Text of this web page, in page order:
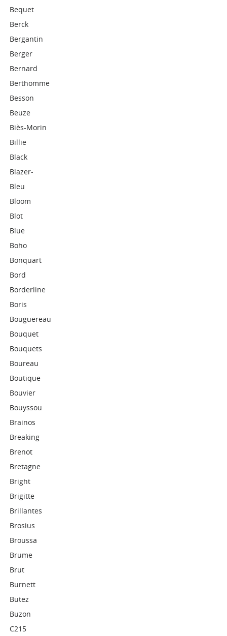
Bequet
Berck
Bergantin
Berger
Bernard
Berthomme
Besson
Beuze
Biès-Morin
Billie
Black
Blazer-
Bleu
Bloom
Blot
Blue
Boho
Bonquart
Bord
Borderline
Boris
Bouguereau
Bouquet
Bouquets
Boureau
Boutique
Bouvier
Bouyssou
Brainos
Breaking
Brenot
Bretagne
Bright
Brigitte
Brillantes
Brosius
Broussa
Brume
Brut
Burnett
Butez
Buzon
C215